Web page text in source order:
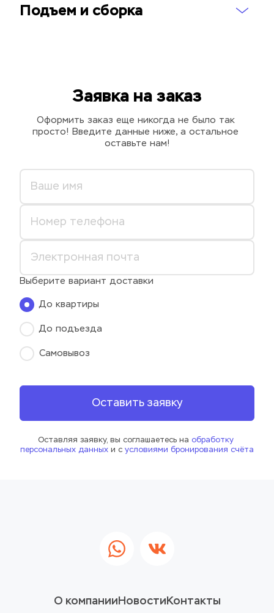
Подъем и сборка
Заявка на заказ
Оформить заказ еще никогда не было так
просто! Введите данные ниже, а остальное
оставьте нам!
Выберите вариант доставки
До квартиры
До подъезда
Самовывоз
Оставить заявку
Оставляя заявку, вы соглашаетесь на обработку
персональных данных и с условиями бронирования счёта
О компанииНовостиКонтакты